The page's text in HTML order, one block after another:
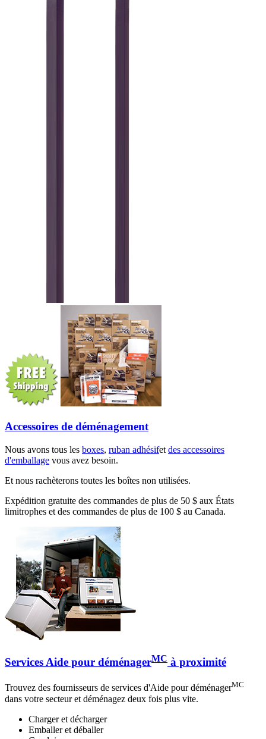
Accessoires de déménagement
Nous avons tous les boxes, ruban adhésifet des accessoires
d'emballage vous avez besoin.
Et nous rachèterons toutes les boîtes non utilisées.
Expédition gratuite des commandes de plus de 50 $ aux États
limitrophes et des commandes de plus de 100 $ au Canada.
Services Aide pour déménagerMC à proximité
Trouvez des fournisseurs de services d'Aide pour déménagerMC
dans votre secteur et déménagez deux fois plus vite.
Charger et décharger
Emballer et déballer